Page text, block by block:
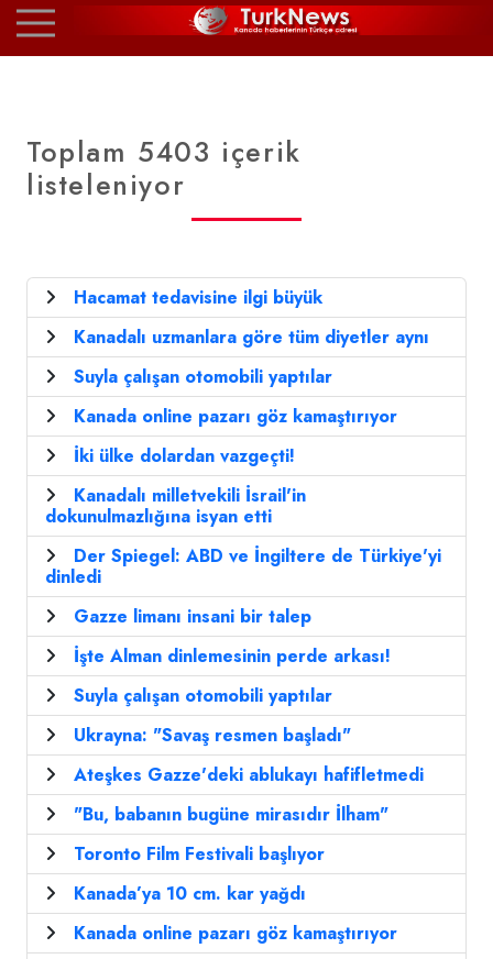
Toplam 5403 içerik
listeleniyor
Hacamat tedavisine ilgi büyük
Kanadalı uzmanlara göre tüm diyetler aynı
Suyla çalışan otomobili yaptılar
Kanada online pazarı göz kamaştırıyor
İki ülke dolardan vazgeçti!
Kanadalı milletvekili İsrail'in
dokunulmazlığına isyan etti
Der Spiegel: ABD ve İngiltere de Türkiye'yi
dinledi
Gazze limanı insani bir talep
İşte Alman dinlemesinin perde arkası!
Suyla çalışan otomobili yaptılar
Ukrayna: "Savaş resmen başladı"
Ateşkes Gazze'deki ablukayı hafifletmedi
"Bu, babanın bugüne mirasıdır İlham"
Toronto Film Festivali başlıyor
Kanada’ya 10 cm. kar yağdı
Kanada online pazarı göz kamaştırıyor